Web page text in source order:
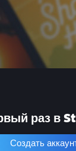
раз в
Создать